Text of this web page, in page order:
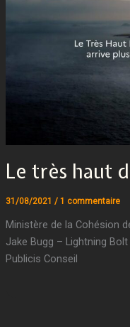
Le très haut
31/08/2021 / 1 commentaire
Ministère de la Cohésion
Jake Bugg – Lightning Bolt
Publicis Conseil